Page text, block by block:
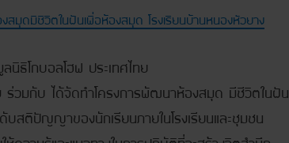
สมุดมีชีวิตในฝันเพื่อห้องสมุด โรงเรียนบ้านหนองหัวยาง
นิธิโกบอลโฮฟ ประเทศไทย
ร่วมกับ ได้จัดทำโครงการพัฒนาห้องสมุด มีชีวิตในฝัน
บสติปัญญาของนักเรียนภายในโรงเรียนและชุมชน